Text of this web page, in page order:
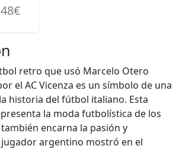
retro que usó Marcelo Otero
el AC Vicenza es un símbolo de una
historia del fútbol italiano. Esta
la moda futbolística de los
encarna la pasión y
argentino mostró en el